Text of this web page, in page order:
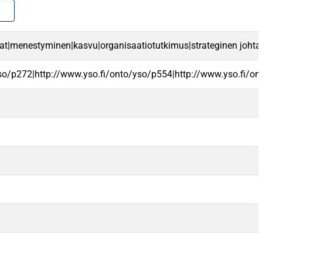
p272|http://www.yso.fi/onto/yso/p554|http://www.yso.fi/onto/yso/